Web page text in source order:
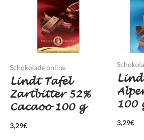
Schokolade online
Lindt Tafel
Zartbitter 52%
Cacaoo 100 g
3,29€
100
3,29€